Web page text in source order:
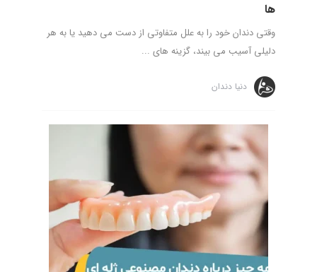
ها
وقتی دندان خود را به علل متفاوتی از دست می دهید یا به هر
دلیلی آسیب می‌ بیند، گزینه های ...
دنیا دندان